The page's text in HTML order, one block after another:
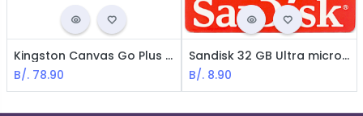
Kingston Canvas Go Plus - MicroSD de 512GB - Con adaptador / Clase 10 / UHS-I / U3 / V30 / A2
B/. 78.90
Sandisk 32 GB Ultra microSDHC UHS-I Tarjeta de Memoria
B/. 8.90